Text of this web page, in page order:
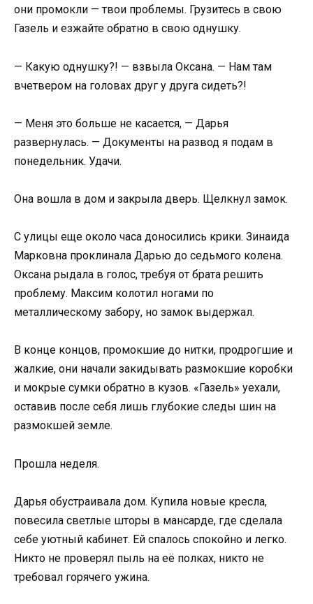
они промокли — твои проблемы. Грузитесь в свою
Газель и езжайте обратно в свою однушку.
— Какую однушку?! — взвыла Оксана. — Нам там
вчетвером на головах друг у друга сидеть?!
— Меня это больше не касается, — Дарья
развернулась. — Документы на развод я подам в
понедельник. Удачи.
Она вошла в дом и закрыла дверь. Щелкнул замок.
С улицы еще около часа доносились крики. Зинаида
Марковна проклинала Дарью до седьмого колена.
Оксана рыдала в голос, требуя от брата решить
проблему. Максим колотил ногами по
металлическому забору, но замок выдержал.
В конце концов, промокшие до нитки, продрогшие и
жалкие, они начали закидывать размокшие коробки
и мокрые сумки обратно в кузов. «Газель» уехали,
оставив после себя лишь глубокие следы шин на
размокшей земле.
Прошла неделя.
Дарья обустраивала дом. Купила новые кресла,
повесила светлые шторы в мансарде, где сделала
себе уютный кабинет. Ей спалось спокойно и легко.
Никто не проверял пыль на её полках, никто не
требовал горячего ужина.